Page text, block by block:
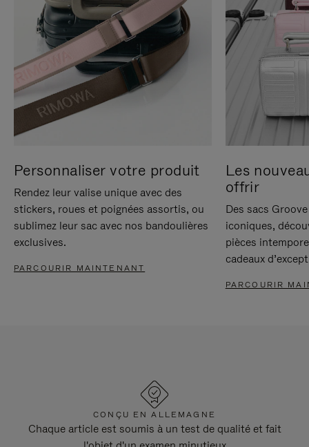
Personnaliser votre produit
Rendez leur valise unique avec des
stickers, roues et poignées assortis, ou
sublimez leur sac avec nos bandoulières
exclusives.
PARCOURIR MAINTENANT
Les
offrir
Des sacs
iconiques,
pièces
cadeaux
PARCOURIR
CONÇU EN ALLEMAGNE
Chaque article est soumis à un test de qualité et fait